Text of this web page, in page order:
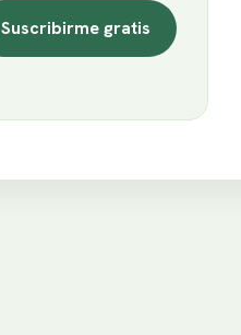
Suscribirme gratis